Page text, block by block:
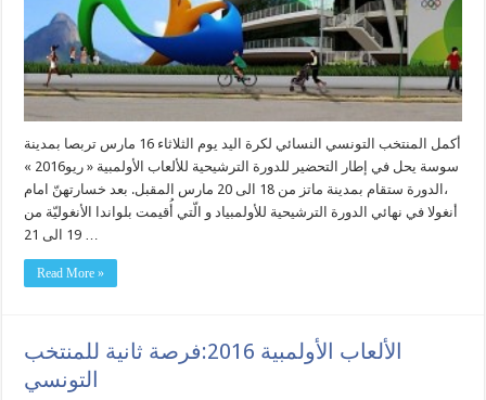
أكمل المنتخب التونسي النسائي لكرة اليد يوم الثلاثاء 16 مارس تربصا بمدينة
سوسة يحل في إطار التحضير للدورة الترشيحية للألعاب الأولمبية « ريو2016 »
،الدورة ستقام بمدينة ماتز من 18 الى 20 مارس المقبل. بعد خسارتهنّ امام
أنغولا في نهائي الدورة الترشيحية للأولمبياد و الّتي أُقيمت بلواندا الأنغوليّة من
Read More »
الألعاب الأولمبية 2016:فرصة ثانية للمنتخب
التونسي